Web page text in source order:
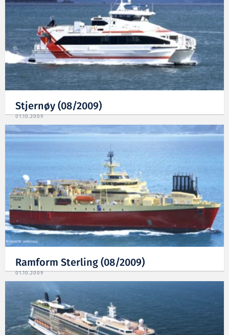
Stjernøy (08/2009)
01.10.2009
Ramform Sterling (08/2009)
01.10.2009